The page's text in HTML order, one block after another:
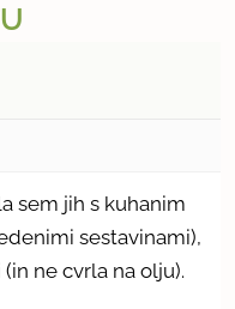
sem jih s kuhanim
sestavinami),
ne cvrla na olju).